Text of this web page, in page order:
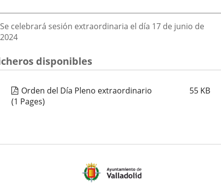
externa.externa.
Descripción
Se celebrará sesión extraordinaria el día 17 de junio de
2024
disponibles
Orden del Día Pleno extraordinario 55 KB
(1 Pages)